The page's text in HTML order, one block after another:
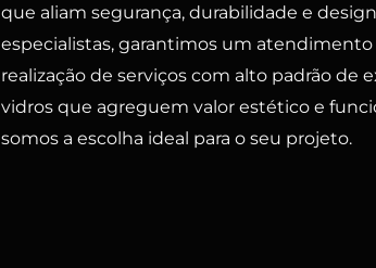
que aliam segurança, durabilidade e
especialistas, garantimos um atendimento
realização de serviços com alto padrão de
vidros que agreguem valor estético e
somos a escolha ideal para o seu projeto.